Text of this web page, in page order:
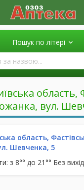
Пошук по літері
область,
вул.
область,
Шевченка, 5
з 8°° до 21°° Без